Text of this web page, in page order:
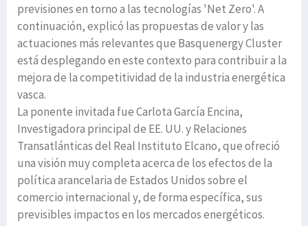
previsiones en torno a las tecnologías 'Net Zero'. A
continuación, explicó las propuestas de valor y las
actuaciones más relevantes que Basquenergy Cluster
está desplegando en este contexto para contribuir a la
mejora de la competitividad de la industria energética
vasca.
La ponente invitada fue Carlota García Encina,
Investigadora principal de EE. UU. y Relaciones
Transatlánticas del Real Instituto Elcano, que ofreció
una visión muy completa acerca de los efectos de la
política arancelaria de Estados Unidos sobre el
comercio internacional y, de forma específica, sus
previsibles impactos en los mercados energéticos.